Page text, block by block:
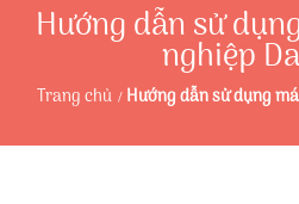
Hướng dẫn sử
nghiệp
Trang chủ Hướng dẫn sử dụng